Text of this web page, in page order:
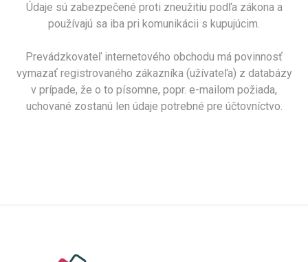
Údaje sú zabezpečené proti zneužitiu podľa zákona a
používajú sa iba pri komunikácii s kupujúcim.
Prevádzkovateľ internetového obchodu má povinnosť
vymazať registrovaného zákazníka (užívateľa) z databázy
v prípade, že o to písomne, popr. e-mailom požiada,
uchované zostanú len údaje potrebné pre účtovníctvo.